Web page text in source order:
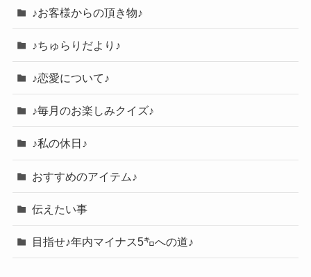
♪お客様からの頂き物♪
♪ちゅらりだより♪
♪恋愛について♪
♪毎月のお楽しみクイズ♪
♪私の休日♪
おすすめのアイテム♪
伝えたい事
目指せ♪年内マイナス5㌔への道♪